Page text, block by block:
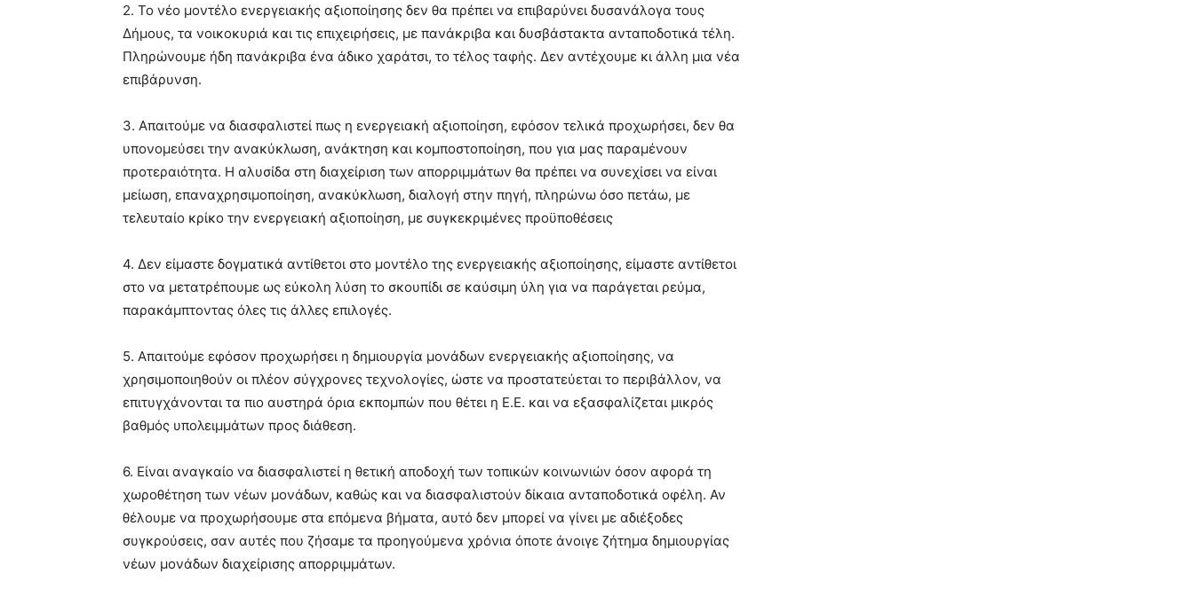
2. Το νέο μοντέλο ενεργειακής αξιοποίησης δεν θα πρέπει να επιβαρύνει δυσανάλογα τους
Δήμους, τα νοικοκυριά και τις επιχειρήσεις, με πανάκριβα και δυσβάστακτα ανταποδοτικά τέλη.
Πληρώνουμε ήδη πανάκριβα ένα άδικο χαράτσι, το τέλος ταφής. Δεν αντέχουμε κι άλλη μια νέα
επιβάρυνση.
3. Απαιτούμε να διασφαλιστεί πως η ενεργειακή αξιοποίηση, εφόσον τελικά προχωρήσει, δεν θα
υπονομεύσει την ανακύκλωση, ανάκτηση και κομποστοποίηση, που για μας παραμένουν
προτεραιότητα. Η αλυσίδα στη διαχείριση των απορριμμάτων θα πρέπει να συνεχίσει να είναι
μείωση, επαναχρησιμοποίηση, ανακύκλωση, διαλογή στην πηγή, πληρώνω όσο πετάω, με
τελευταίο κρίκο την ενεργειακή αξιοποίηση, με συγκεκριμένες προϋποθέσεις
4. Δεν είμαστε δογματικά αντίθετοι στο μοντέλο της ενεργειακής αξιοποίησης, είμαστε αντίθετοι
στο να μετατρέπουμε ως εύκολη λύση το σκουπίδι σε καύσιμη ύλη για να παράγεται ρεύμα,
παρακάμπτοντας όλες τις άλλες επιλογές.
5. Απαιτούμε εφόσον προχωρήσει η δημιουργία μονάδων ενεργειακής αξιοποίησης, να
χρησιμοποιηθούν οι πλέον σύγχρονες τεχνολογίες, ώστε να προστατεύεται το περιβάλλον, να
επιτυγχάνονται τα πιο αυστηρά όρια εκπομπών που θέτει η Ε.Ε. και να εξασφαλίζεται μικρός
βαθμός υπολειμμάτων προς διάθεση.
6. Είναι αναγκαίο να διασφαλιστεί η θετική αποδοχή των τοπικών κοινωνιών όσον αφορά τη
χωροθέτηση των νέων μονάδων, καθώς και να διασφαλιστούν δίκαια ανταποδοτικά οφέλη. Αν
θέλουμε να προχωρήσουμε στα επόμενα βήματα, αυτό δεν μπορεί να γίνει με αδιέξοδες
συγκρούσεις, σαν αυτές που ζήσαμε τα προηγούμενα χρόνια όποτε άνοιγε ζήτημα δημιουργίας
νέων μονάδων διαχείρισης απορριμμάτων.